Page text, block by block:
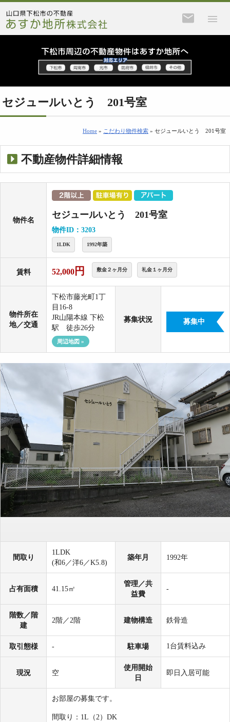
セジュールいとう 201号室
Home » こだわり物件検索 » セジュールいとう 201号室
不動産物件詳細情報
物件名 セジュールいとう 201号室
物件ID：3203
1LDK 1992年築
賃料 52,000 円 敷金２ヶ月分 礼金１ヶ月分
物件所在
地／交通
下松市藤光町1丁
目16-8
JR山陽本線 下松
駅 徒歩26分
周辺地図 »
募集状況 募集中
間取り
1LDK
(和6／洋6／K5.8)
築年月 1992年
占有面積 41.15㎡
管理／共
益費
-
階数／階
建
2階／2階 建物構造 鉄骨造
取引態様 - 駐車場 1台賃料込み
現況 空
使用開始
日
即日入居可能
お部屋の募集です。
間取り：1L（2）DK